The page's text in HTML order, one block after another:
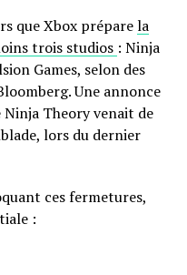
que Xbox préparela
trois studios : Ninja
Games, selon des
Une annonce
Theory venait de
lors du dernier
ces fermetures,
: